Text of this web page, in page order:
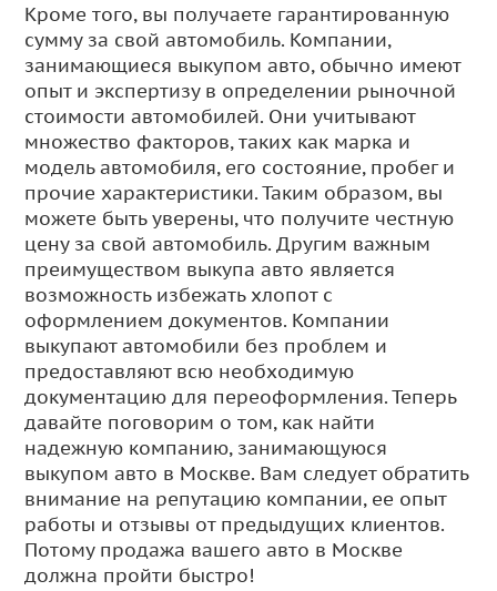
Кроме того, вы получаете гарантированную
сумму за свой автомобиль. Компании,
занимающиеся выкупом авто, обычно имеют
опыт и экспертизу в определении рыночной
стоимости автомобилей. Они учитывают
множество факторов, таких как марка и
модель автомобиля, его состояние, пробег и
прочие характеристики. Таким образом, вы
можете быть уверены, что получите честную
цену за свой автомобиль. Другим важным
преимуществом выкупа авто является
возможность избежать хлопот с
оформлением документов. Компании
выкупают автомобили без проблем и
предоставляют всю необходимую
документацию для переоформления. Теперь
давайте поговорим о том, как найти
надежную компанию, занимающуюся
выкупом авто в Москве. Вам следует обратить
внимание на репутацию компании, ее опыт
работы и отзывы от предыдущих клиентов.
Потому продажа вашего авто в Москве
должна пройти быстро!